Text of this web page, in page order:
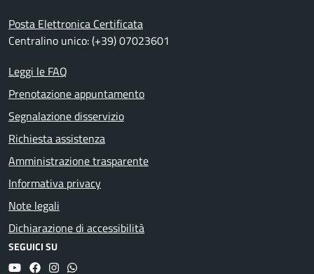
Posta Elettronica Certificata
Centralino unico: (+39) 07023601
Leggi le FAQ
Prenotazione appuntamento
Segnalazione disservizio
Richiesta assistenza
Amministrazione trasparente
Informativa privacy
Note legali
Dichiarazione di accessibilità
SEGUICI SU
YouTubeFacebookInstagram
Whatsapp